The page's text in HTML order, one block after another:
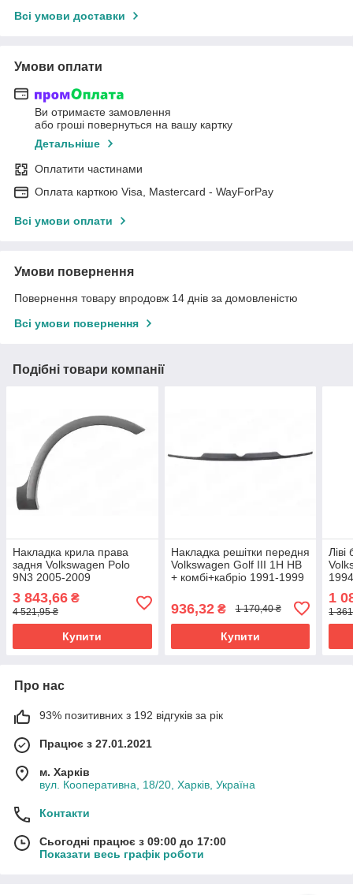
Всі умови доставки
Умови оплати
Ви отримаєте замовлення
або гроші повернуться на вашу картку
Детальніше
Оплатити частинами
Оплата карткою Visa, Mastercard - WayForPay
Всі умови оплати
Умови повернення
Повернення товару впродовж 14 днів за домовленістю
Всі умови повернення
Подібні товари компанії
Накладка крила права
задня Volkswagen Polo
9N3 2005-2009
3 843,66 ₴
4 521,95 ₴
Купити
Накладка решітки передня
Volkswagen Golf III 1H HB
+ комбі+кабріо 1991-1999
936,32₴ 1 170,40 ₴
Купити
Ліві
1
1
Про нас
93% позитивних з 192 відгуків за рік
Працює з 27.01.2021
м. Харків
вул. Кооперативна, 18/20, Харків, Україна
Контакти
Сьогодні працює з 09:00 до 17:00
Показати весь графік роботи